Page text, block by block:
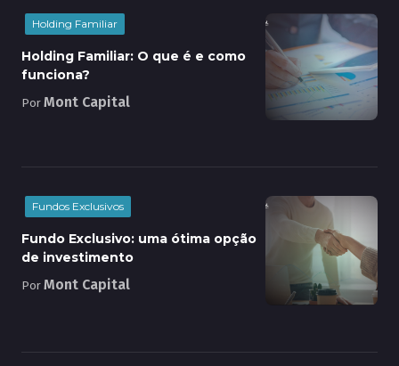
Holding Familiar
Holding Familiar: O que é e como
funciona?
Por Mont Capital
Fundos Exclusivos
Fundo Exclusivo: uma ótima opção
de investimento
Por Mont Capital